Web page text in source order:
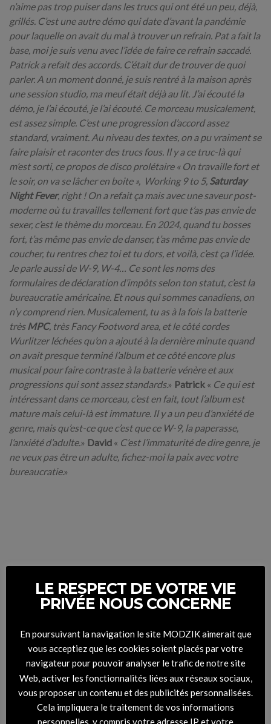
n’aime pas trop puiser dans les trucs qui ont été un peu, déjà,
grillés. C’est une autre démo qui date d’avant la pandémie
pour laquelle on avait du mal à trouver un refrain. Pat a fait la
base, moi je suis venu avec l’idée de faire ce refrain saccadé.
Patrick a refait des accords. C’était dur de trouver de quoi
parler. A un moment donné, je suis rentré à la maison après
une session studio, ma meuf était déjà au lit. J’ai écouté la
démo, je l’ai écouté, je l’ai écouté. Ce morceau musicalement,
est assez simple. C’est une progression d’accord assez
standard, vraiment. Au niveau des textes, on a pu vraiment se
faire plaisir et raconter des trucs fous. Il y a ce truc-là qui
m’est sorti, ce propos de disco prolétaire « On travaille fort et
le soir, on va se lâcher en boite », Working 9 to 5, Saturday
Night Fever, right ! On a refait ça mais avec une saveur post-
moderne où tu travailles tellement fort que t’as pas envie de
sexer, c’est le thème du morceau. En 2024, quand tu bosses
fort, t’as même pas envie de danser, t’as même pas envie de
coucher, tu rentres chez toi et tu dors, et voilà, c’est ça l’idée.
Je parle aussi de W-9, W-4… Ce sont les noms des
formulaires de déclaration d’impôts selon ton statut, c’est la
bureaucratie américaine. Et nous qui sommes canadiens, on
n’y comprend rien. Musicalement, tu as à la fois la batterie
très MPC, très Fancy Footword area, et le côté cordes
Wurlitzer léchées qu’on a ajouté à la dernière minute quand
on avait presque terminé l’album et ce côté encore plus
musical pour faire contraste à la batterie vénère et aux
progressions qui sont assez standards.» Patrick « Ce qui est
intéressant dans ce morceau, c’est en fait, tout l’album est
mature mais celui-là est immature. Il y a un peu d’anxiété de
genre, mais qu’est-ce que c’est que ce W-9, la paperasse,
l’anxiété d’adulte.» David « C’est l’immaturité de dire genre, je
ne veux pas être un adulte, fichez-moi la paix avec votre
bureaucratie.»
LE RESPECT DE VOTRE VIE
PRIVÉE NOUS CONCERNE
En poursuivant la navigation le site MODZIK aimerait que
vous acceptiez que les cookies soient placés par votre
navigateur pour pouvoir analyser le trafic de notre site
Web, activer les fonctionnalités liées aux réseaux sociaux,
vous proposer un contenu et des publicités personnalisées.
Cela impliquera le traitement de vos informations
personnelles, y compris votre adresse IP et votre